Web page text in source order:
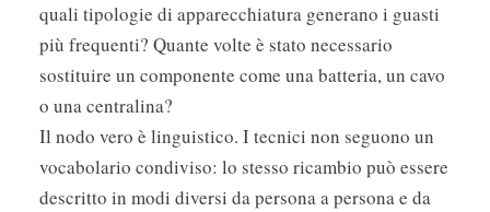
quali tipologie di apparecchiatura generano i guasti
più frequenti? Quante volte è stato necessario
sostituire un componente come una batteria, un cavo
o una centralina?
Il nodo vero è linguistico. I tecnici non seguono un
vocabolario condiviso: lo stesso ricambio può essere
descritto in modi diversi da persona a persona e da